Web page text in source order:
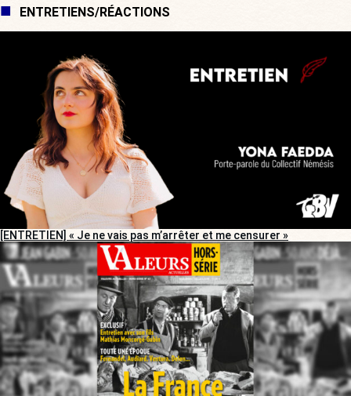
ENTRETIENS/RÉACTIONS
[ENTRETIEN] « Je ne vais pas m’arrêter et me censurer »